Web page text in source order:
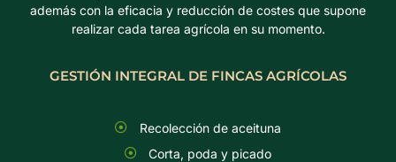
además con la eficacia y reducción de costes que supone
realizar cada tarea agrícola en su momento.
GESTIÓN INTEGRAL DE FINCAS AGRÍCOLAS
Recolección de aceituna
Corta, poda y picado